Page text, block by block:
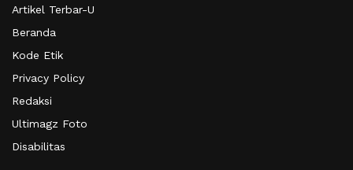
Artikel Terbar-U
Beranda
Kode Etik
Privacy Policy
Redaksi
Ultimagz Foto
Disabilitas